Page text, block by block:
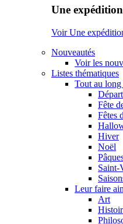
Une
Voir Une
Nouveautés
Voir les
Listes thématiques
Tout au long
Fête
Fêtes
Hiver
Noël
Saint-
Leur faire
Art